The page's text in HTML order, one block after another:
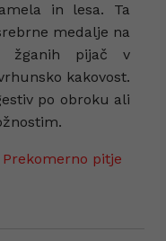
in lesa. Ta
medalje na
žganih pijač v
kakovost.
po obroku ali
pitje